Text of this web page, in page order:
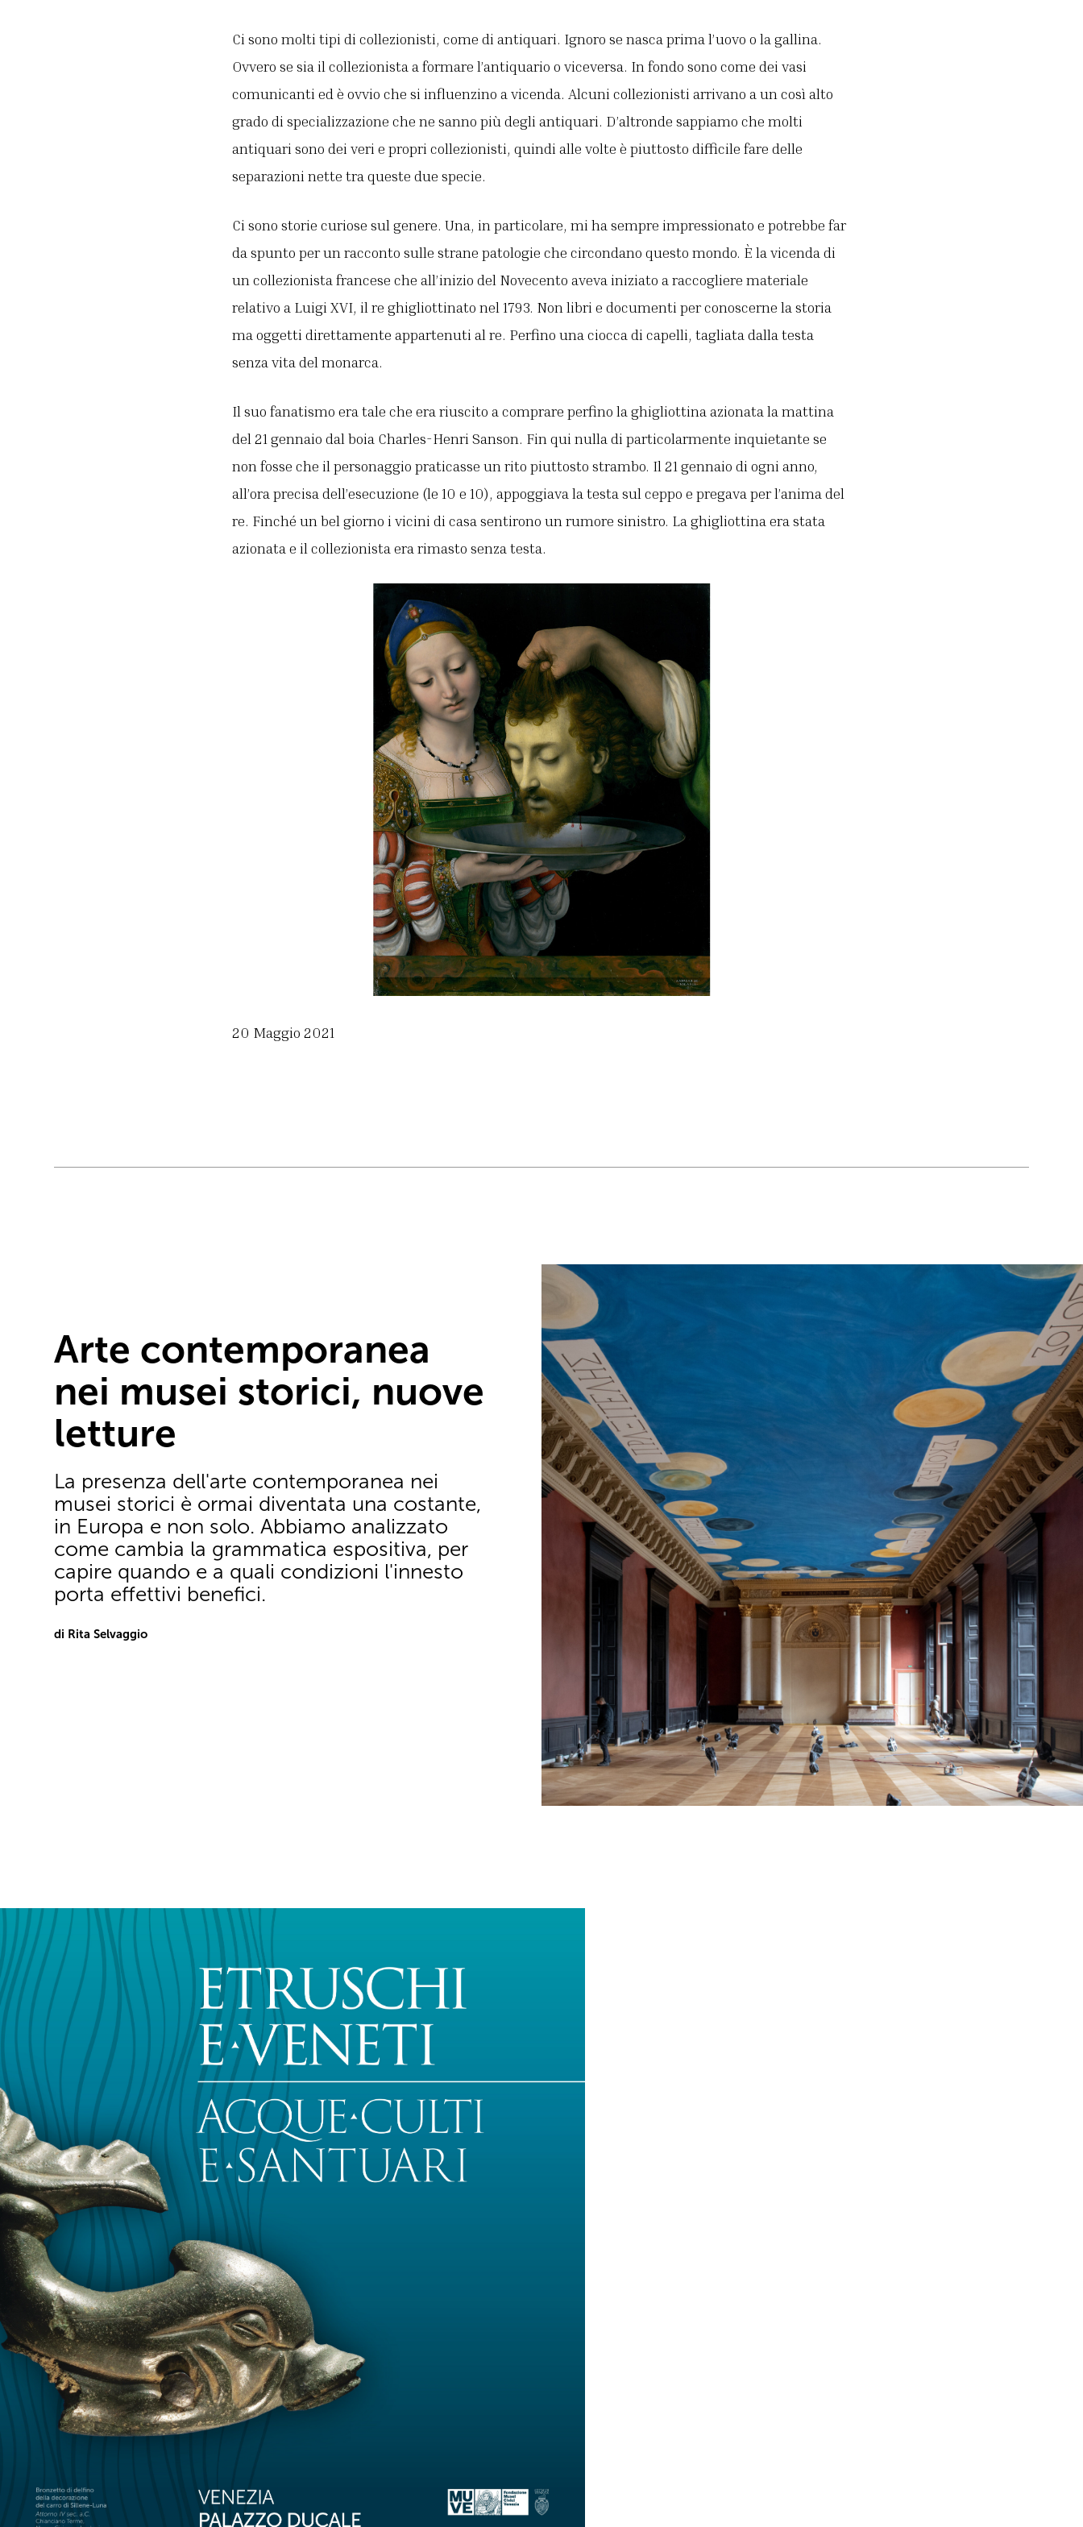
Ci sono molti tipi di collezionisti, come di antiquari. Ignoro se nasca prima l’uovo o la gallina.
Ovvero se sia il collezionista a formare l’antiquario o viceversa. In fondo sono come dei vasi
comunicanti ed è ovvio che si influenzino a vicenda. Alcuni collezionisti arrivano a un così alto
grado di specializzazione che ne sanno più degli antiquari. D’altronde sappiamo che molti
antiquari sono dei veri e propri collezionisti, quindi alle volte è piuttosto difficile fare delle
separazioni nette tra queste due specie.
Ci sono storie curiose sul genere. Una, in particolare, mi ha sempre impressionato e potrebbe far
da spunto per un racconto sulle strane patologie che circondano questo mondo. È la vicenda di
un collezionista francese che all’inizio del Novecento aveva iniziato a raccogliere materiale
relativo a Luigi XVI, il re ghigliottinato nel 1793. Non libri e documenti per conoscerne la storia
ma oggetti direttamente appartenuti al re. Perfino una ciocca di capelli, tagliata dalla testa
senza vita del monarca.
Il suo fanatismo era tale che era riuscito a comprare perfino la ghigliottina azionata la mattina
del 21 gennaio dal boia Charles-Henri Sanson. Fin qui nulla di particolarmente inquietante se
non fosse che il personaggio praticasse un rito piuttosto strambo. Il 21 gennaio di ogni anno,
all’ora precisa dell’esecuzione (le 10 e 10), appoggiava la testa sul ceppo e pregava per l’anima del
re. Finché un bel giorno i vicini di casa sentirono un rumore sinistro. La ghigliottina era stata
azionata e il collezionista era rimasto senza testa.
20 Maggio 2021
Arte contemporanea
nei musei storici, nuove
letture
La presenza dell'arte contemporanea nei
musei storici è ormai diventata una costante,
in Europa e non solo. Abbiamo analizzato
come cambia la grammatica espositiva, per
capire quando e a quali condizioni l'innesto
porta effettivi benefici.
di Rita Selvaggio